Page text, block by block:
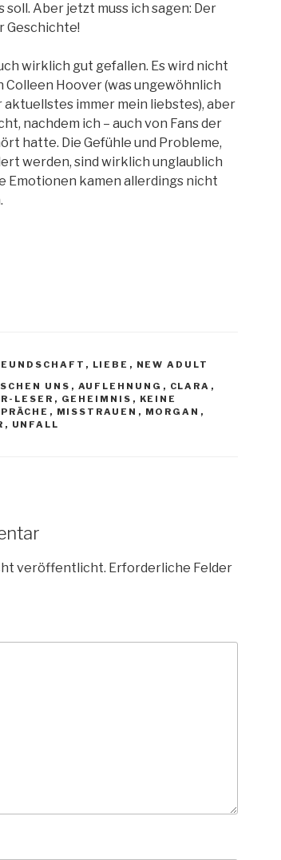
soll. Aber jetzt muss ich sagen: Der
Geschichte!
wirklich gut gefallen. Es wird nicht
Colleen Hoover (was ungewöhnlich
immer mein liebstes), aber
nachdem ich – auch von Fans der
hatte. Die Gefühle und Probleme,
werden, sind wirklich unglaublich
Emotionen kamen allerdings nicht
, LIEBE , NEW ADULT
UNS , AUFLEHNUNG , CLARA ,
LESER , GEHEIMNIS , KEINE
, MISSTRAUEN , MORGAN ,
, UNFALL
veröffentlicht. Erforderliche Felder